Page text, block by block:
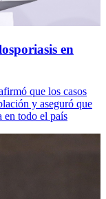
en
que los casos
y aseguró que
en todo el país